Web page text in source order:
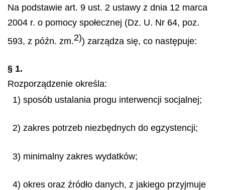
Na podstawie art. 9 ust. 2 ustawy z dnia 12 marca
2004 r. o pomocy społecznej (Dz. U. Nr 64, poz.
593, z późn. zm.2)) zarządza się, co następuje:
§ 1.
Rozporządzenie określa:
1) sposób ustalania progu interwencji socjalnej;
2) zakres potrzeb niezbędnych do egzystencji;
3) minimalny zakres wydatków;
4) okres oraz źródło danych, z jakiego przyjmuje